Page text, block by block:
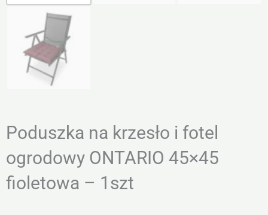
Poduszka na krzesło i fotel
ogrodowy ONTARIO 45×45
fioletowa – 1szt